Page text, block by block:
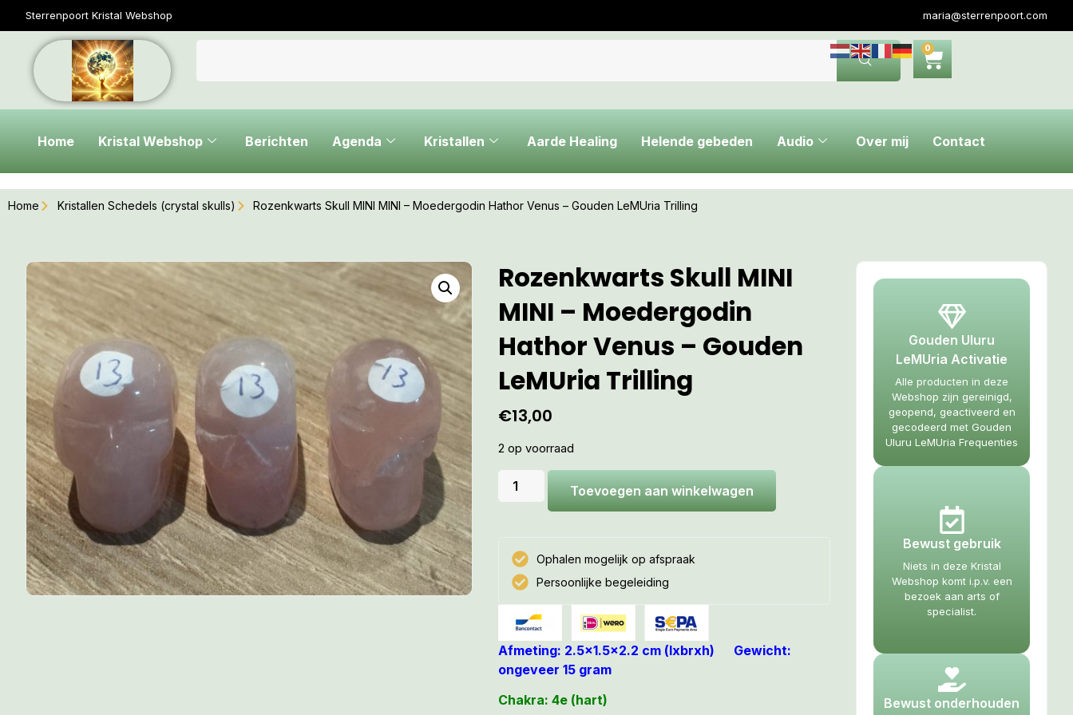
Sterrenpoort Kristal Webshop maria@sterrenpoort.com
0
Home Kristal Webshop Berichten Agenda Kristallen Aarde Healing Helende gebeden Audio Over mij Contact
Home Kristallen Schedels (crystal skulls) Rozenkwarts Skull MINI MINI – Moedergodin Hathor Venus – Gouden LeMUria Trilling
Rozenkwarts Skull MINI
MINI – Moedergodin
Hathor Venus – Gouden
LeMUria Trilling
€13,00
2 op voorraad
Toevoegen aan winkelwagen
Ophalen mogelijk op afspraak
Persoonlijke begeleiding
Afmeting: 2.5×1.5×2.2 cm (lxbrxh) Gewicht:
ongeveer 15 gram
Chakra: 4e (hart)
Gouden Uluru
LeMUria Activatie
Alle producten in deze
Webshop zijn gereinigd,
geopend, geactiveerd en
gecodeerd met Gouden
Uluru LeMUria Frequenties
Bewust gebruik
Niets in deze Kristal
Webshop komt i.p.v. een
bezoek aan arts of
specialist.
Bewust onderhouden